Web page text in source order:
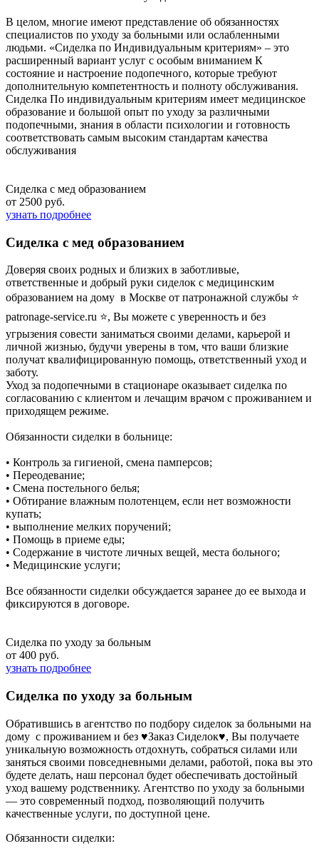
В целом, многие имеют представление об обязанностях
специалистов по уходу за больными или ослабленными
людьми. «Сиделка по Индивидуальным критериям» – это
расширенный вариант услуг с особым вниманием К
состояние и настроение подопечного, которые требуют
дополнительную компетентность и полноту обслуживания.
Сиделка По индивидуальным критериям имеет медицинское
образование и большой опыт по уходу за различными
подопечными, знания в области психологии и готовность
соответствовать самым высоким стандартам качества
обслуживания
Сиделка с мед образованием
от 2500 руб.
узнать подробнее
Сиделка с мед образованием
Доверяя своих родных и близких в заботливые,
ответственные и добрый руки сиделок с медицинским
образованием на дому в Москве от патронажной службы ⭐
patronage-service.ru ⭐, Вы можете с уверенность и без
угрызения совести заниматься своими делами, карьерой и
личной жизнью, будучи уверены в том, что ваши близкие
получат квалифицированную помощь, ответственный уход и
заботу.
Уход за подопечными в стационаре оказывает сиделка по
согласованию с клиентом и лечащим врачом с проживанием и
приходящем режиме.
Обязанности сиделки в больнице:
• Контроль за гигиеной, смена памперсов;
• Переодевание;
• Смена постельного белья;
• Обтирание влажным полотенцем, если нет возможности
купать;
• выполнение мелких поручений;
• Помощь в приеме еды;
• Содержание в чистоте личных вещей, места больного;
• Медицинские услуги;
Все обязанности сиделки обсуждается заранее до ее выхода и
фиксируются в договоре.
Сиделка по уходу за больным
от 400 руб.
узнать подробнее
Сиделка по уходу за больным
Обратившись в агентство по подбору сиделок за больными на
дому с проживанием и без ♥Заказ Сиделок♥, Вы получаете
уникальную возможность отдохнуть, собраться силами или
заняться своими повседневными делами, работой, пока вы это
будете делать, наш персонал будет обеспечивать достойный
уход вашему родственнику. Агентство по уходу за больными
— это современный подход, позволяющий получить
качественные услуги, по доступной цене.
Обязанности сиделки: